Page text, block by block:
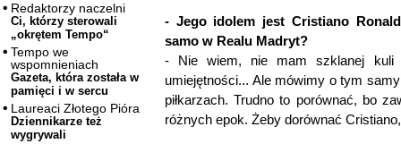
Redaktorzy naczelni
Ci, którzy sterowali
„okrętem Tempo“
Tempo we
wspomnieniach
Gazeta, która została w
pamięci i w sercu
Laureaci Złotego Pióra
Dziennikarze też
wygrywali
- Jego idolem jest Cristiano
samo w Realu Madryt?
- Nie wiem, nie mam szklanej kuli
umiejętności... Ale mówimy o tym
piłkarzach. Trudno to porównać, bo
różnych epok. Żeby dorównać